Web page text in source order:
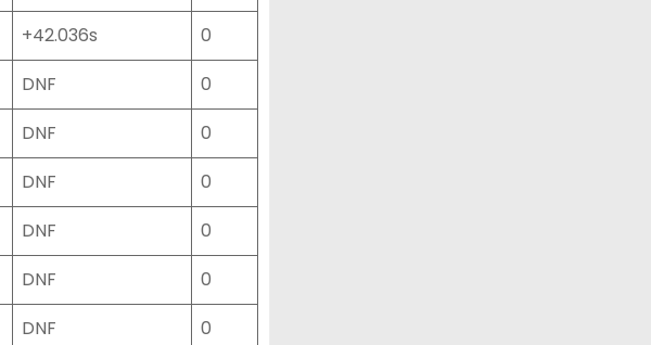
+42.036s
0
DNF
0
DNF
0
DNF
0
DNF
0
DNF
0
DNF
0